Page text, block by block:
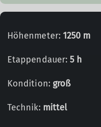
Höhenmeter: 1250 m
Etappendauer:5 h
Kondition: groß
Technik: mittel